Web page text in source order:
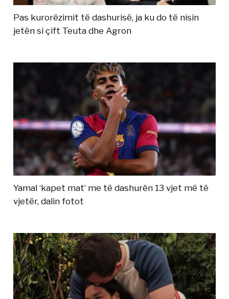
Pas kurorëzimit të dashurisë, ja ku do të nisin
jetën si çift Teuta dhe Agron
Yamal ‘kapet mat’ me të dashurën 13 vjet më të
vjetër, dalin fotot